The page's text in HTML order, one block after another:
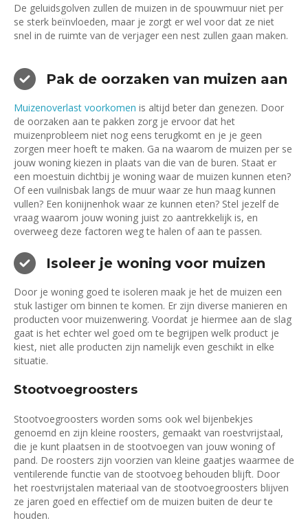
De geluidsgolven zullen de muizen in de spouwmuur niet per
se sterk beïnvloeden, maar je zorgt er wel voor dat ze niet
snel in de ruimte van de verjager een nest zullen gaan maken.
Pak de oorzaken van muizen aan
Muizenoverlast voorkomen is altijd beter dan genezen. Door
de oorzaken aan te pakken zorg je ervoor dat het
muizenprobleem niet nog eens terugkomt en je je geen
zorgen meer hoeft te maken. Ga na waarom de muizen per se
jouw woning kiezen in plaats van die van de buren. Staat er
een moestuin dichtbij je woning waar de muizen kunnen eten?
Of een vuilnisbak langs de muur waar ze hun maag kunnen
vullen? Een konijnenhok waar ze kunnen eten? Stel jezelf de
vraag waarom jouw woning juist zo aantrekkelijk is, en
overweeg deze factoren weg te halen of aan te passen.
Isoleer je woning voor muizen
Door je woning goed te isoleren maak je het de muizen een
stuk lastiger om binnen te komen. Er zijn diverse manieren en
producten voor muizenwering. Voordat je hiermee aan de slag
gaat is het echter wel goed om te begrijpen welk product je
kiest, niet alle producten zijn namelijk even geschikt in elke
situatie.
Stootvoegroosters
Stootvoegroosters worden soms ook wel bijenbekjes
genoemd en zijn kleine roosters, gemaakt van roestvrijstaal,
die je kunt plaatsen in de stootvoegen van jouw woning of
pand. De roosters zijn voorzien van kleine gaatjes waarmee de
ventilerende functie van de stootvoeg behouden blijft. Door
het roestvrijstalen materiaal van de stootvoegroosters blijven
ze jaren goed en effectief om de muizen buiten de deur te
houden.